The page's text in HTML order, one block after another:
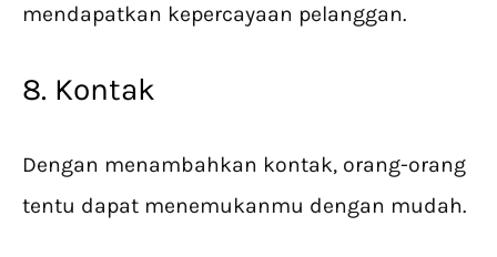
mendapatkan kepercayaan pelanggan.
8. Kontak
Dengan menambahkan kontak, orang-orang
tentu dapat menemukanmu dengan mudah.